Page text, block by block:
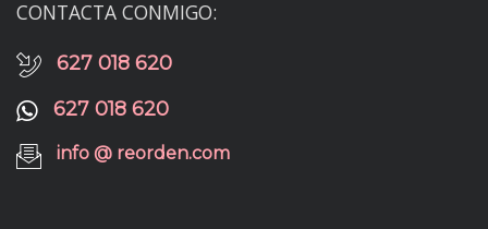
CONTACTA CONMIGO:
627 018 620
627 018 620
info @ reorden.com